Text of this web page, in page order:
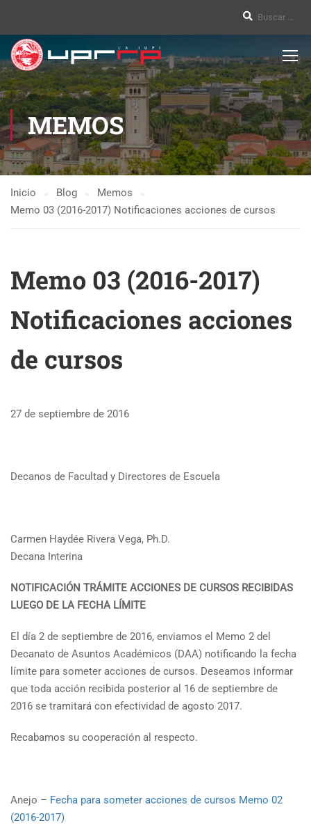
MEMOS
Inicio Blog
Memos
Memo 03 (2016-2017) Notificaciones acciones de cursos
Memo 03 (2016-2017)
Notificaciones acciones
de cursos
27 de septiembre de 2016
Decanos de Facultad y Directores de Escuela
Carmen Haydée Rivera Vega, Ph.D.
Decana Interina
NOTIFICACIÓN TRÁMITE ACCIONES DE CURSOS RECIBIDAS
LUEGO DE LA FECHA LÍMITE
El día 2 de septiembre de 2016, enviamos el Memo 2 del
Decanato de Asuntos Académicos (DAA) notificando la fecha
límite para someter acciones de cursos. Deseamos informar
que toda acción recibida posterior al 16 de septiembre de
2016 se tramitará con efectividad de agosto 2017.
Recabamos su cooperación al respecto.
Anejo – Fecha para someter acciones de cursos Memo 02
(2016-2017)